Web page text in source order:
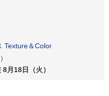
Texture＆Color
8月18日（火）